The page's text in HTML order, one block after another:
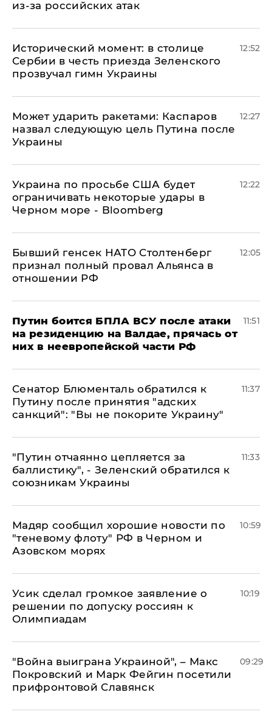
из-за российских атак
Исторический момент: в столице
Сербии в честь приезда Зеленского
прозвучал гимн Украины
12:52
Может ударить ракетами: Каспаров
назвал следующую цель Путина после
Украины
12:27
Украина по просьбе США будет
ограничивать некоторые удары в
Черном море - Bloomberg
12:22
Бывший генсек НАТО Столтенберг
признал полный провал Альянса в
отношении РФ
12:05
Путин боится БПЛА ВСУ после атаки
на резиденцию на Валдае, прячась от
них в неевропейской части РФ
11:51
Сенатор Блюменталь обратился к
Путину после принятия "адских
санкций": "Вы не покорите Украину"
11:37
"Путин отчаянно цепляется за
баллистику", - Зеленский обратился к
союзникам Украины
11:33
Мадяр сообщил хорошие новости по
"теневому флоту" РФ в Черном и
Азовском морях
10:59
Усик сделал громкое заявление о
решении по допуску россиян к
Олимпиадам
10:19
"Война выиграна Украиной", – Макс
Покровский и Марк Фейгин посетили
прифронтовой Славянск
09:29